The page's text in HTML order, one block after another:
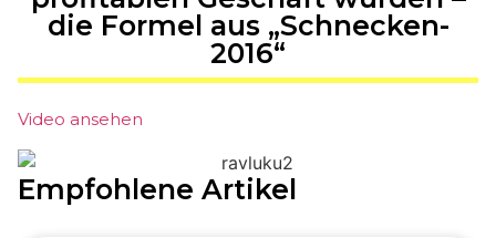
die Formel aus „Schnecken-
2016“
Video ansehen
Empfohlene Artikel